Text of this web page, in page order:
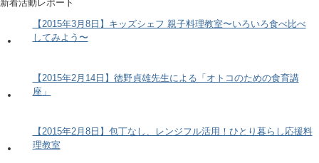
新着活動レポート
【2015年3月8日】キッズシェフ 親子料理教室〜いろいろ食べ比べ
してみよう〜
【2015年2月14日】徳野貞雄先生による「オトコのための食育講
座」
【2015年2月8日】包丁なし、レンジフル活用！ひとり暮らし応援料
理教室